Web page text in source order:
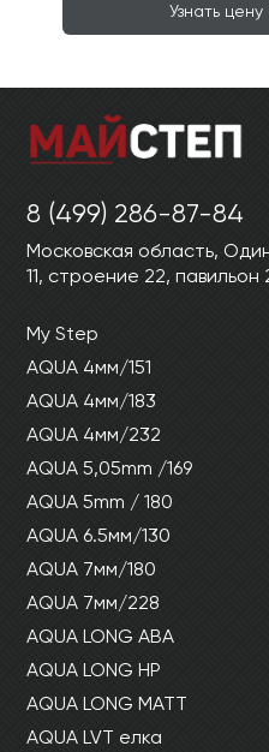
Узнать
8 (499) 286-87-84
Московская область,
11, строение 22, павильон
My Step
AQUA 4мм/151
AQUA 4мм/183
AQUA 4мм/232
AQUA 5,05mm /169
AQUA 5mm / 180
AQUA 6.5мм/130
AQUA 7мм/180
AQUA 7мм/228
AQUA LONG ABA
AQUA LONG HP
AQUA LONG MATT
AQUA LVT елка